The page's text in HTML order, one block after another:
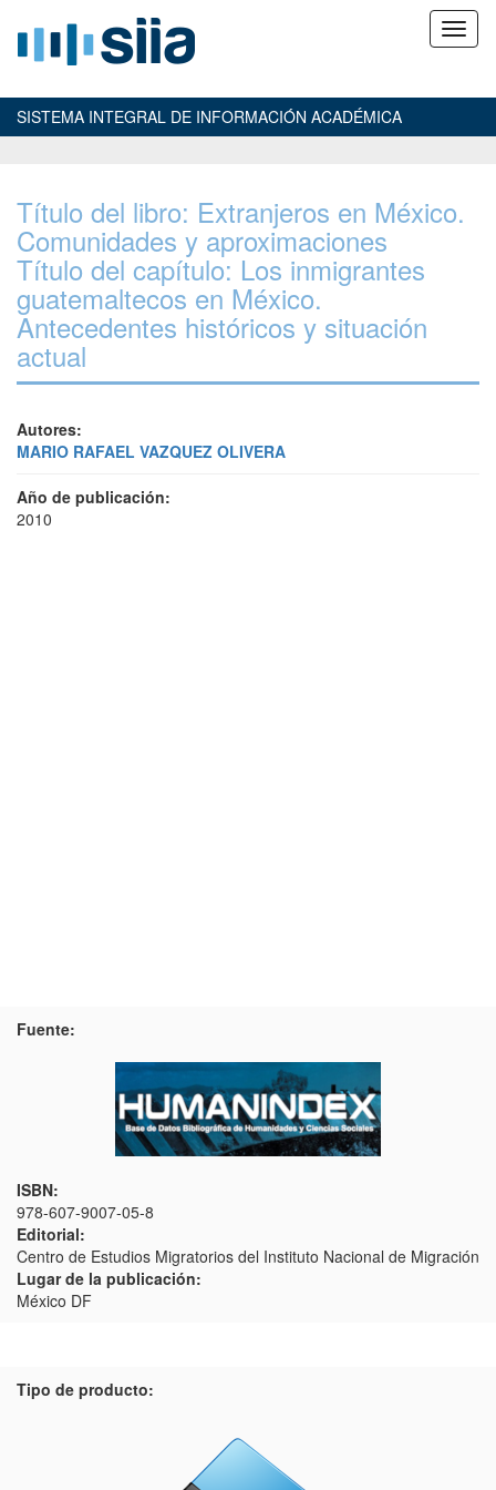
SISTEMA INTEGRAL DE INFORMACIÓN ACADÉMICA
Título del libro: Extranjeros en México.
Comunidades y aproximaciones
Título del capítulo: Los inmigrantes
guatemaltecos en México.
Antecedentes históricos y situación
actual
Autores:
MARIO RAFAEL VAZQUEZ OLIVERA
Año de publicación:
2010
Fuente:
ISBN:
978-607-9007-05-8
Editorial:
Centro de Estudios Migratorios del Instituto Nacional de Migración
Lugar de la publicación:
México DF
Tipo de producto: